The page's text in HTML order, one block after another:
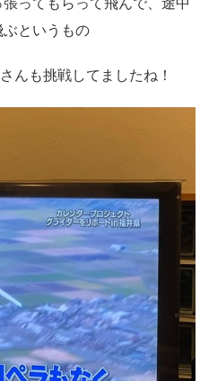
というもの
んも挑戦してましたね！